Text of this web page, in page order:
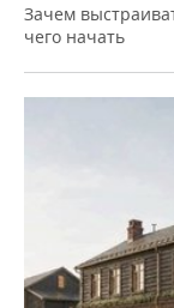
Зачем
чего начать